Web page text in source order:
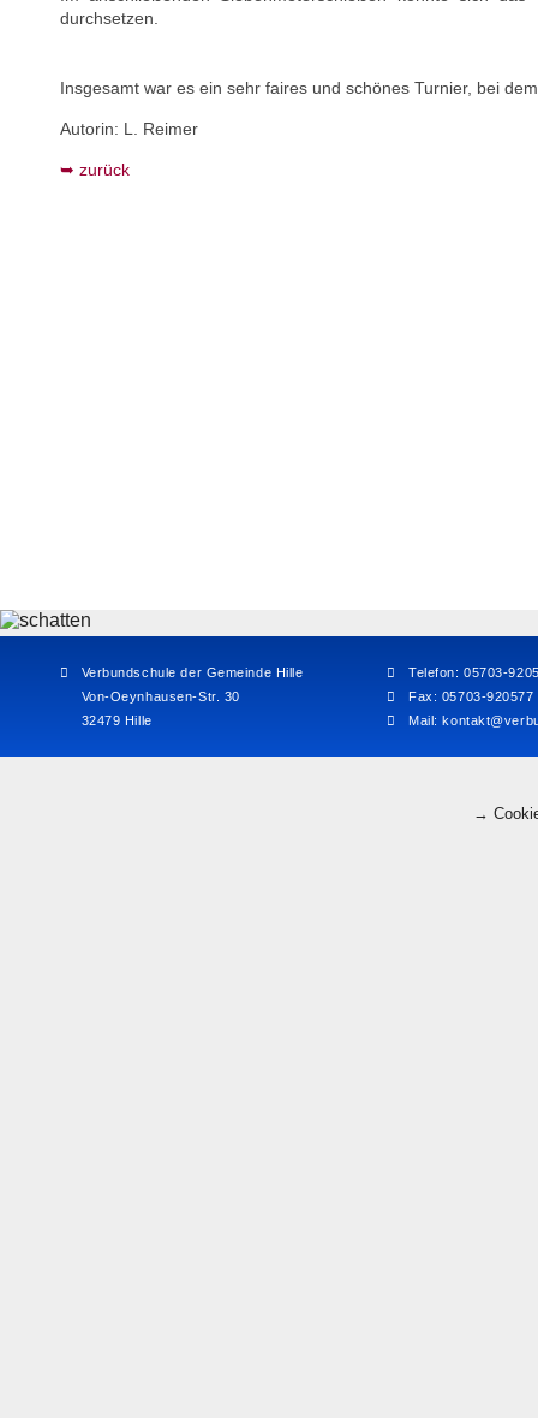
durchsetzen.
Insgesamt war es ein sehr faires und schönes Turnier, bei
Autorin: L. Reimer
zurück
Verbundschule der Gemeinde Hille
Von-Oeynhausen-Str. 30
32479 Hille
Telefon: 05703-
Fax: 05703-920577
Mail:
→